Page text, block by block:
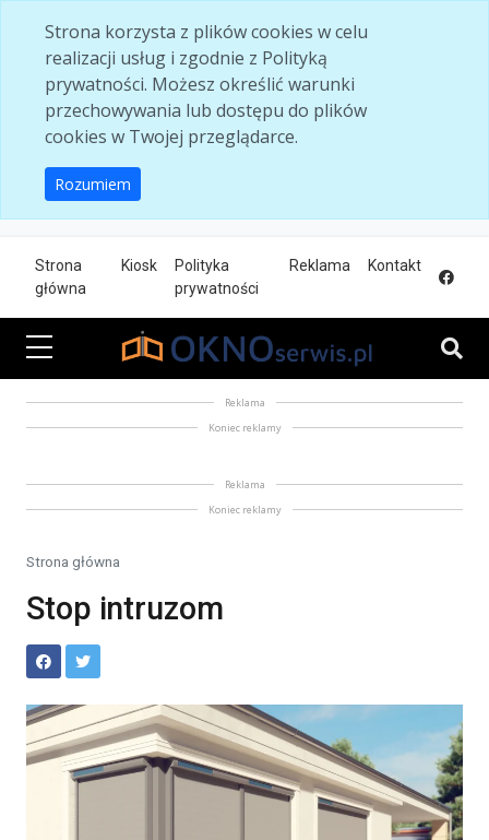
Strona korzysta z plików cookies w celu
realizacji usług i zgodnie z Polityką
prywatności. Możesz określić warunki
przechowywania lub dostępu do plików
cookies w Twojej przeglądarce.
Rozumiem
Strona
główna
Kiosk
Polityka
prywatności
Reklama Kontakt
Reklama
Koniec reklamy
Reklama
Koniec reklamy
Strona główna
Stop intruzom